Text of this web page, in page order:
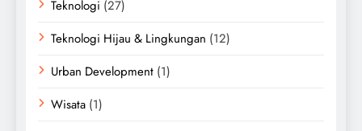
Teknologi (27)
Teknologi Hijau & Lingkungan (12)
Urban Development (1)
Wisata (1)